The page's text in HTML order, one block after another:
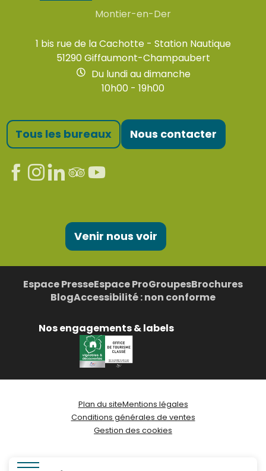
Montier-en-Der
1 bis rue de la Cachotte - Station Nautique
51290 Giffaumont-Champaubert
Du lundi au dimanche
10h00 - 19h00
Tous les bureaux Nous contacter
Venir nous voir
Espace PresseEspace ProGroupesBrochures
BlogAccessibilité : non conforme
Nos engagements & labels
Plan du siteMentions légales
Conditions générales de ventes
Gestion des cookies